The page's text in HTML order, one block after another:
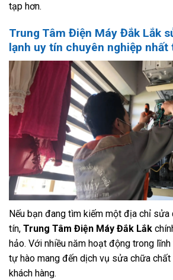
tạp hơn.
Trung Tâm Điện Máy Đắk Lắk
lạnh uy tín chuyên nghiệp nhất
Nếu bạn đang tìm kiếm một địa chỉ sửa
tín, Trung Tâm Điện Máy Đắk Lắk
hảo. Với nhiều năm hoạt động trong
tự hào mang đến dịch vụ sửa chữa
khách hàng.